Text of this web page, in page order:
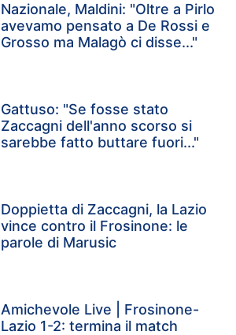
Nazionale, Maldini: "Oltre a Pirlo
avevamo pensato a De Rossi e
Grosso ma Malagò ci disse..."
Gattuso: "Se fosse stato
Zaccagni dell'anno scorso si
sarebbe fatto buttare fuori..."
Doppietta di Zaccagni, la Lazio
vince contro il Frosinone: le
parole di Marusic
Amichevole Live | Frosinone-
Lazio 1-2: termina il match